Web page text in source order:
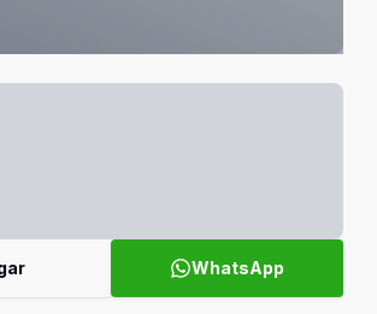
WhatsApp